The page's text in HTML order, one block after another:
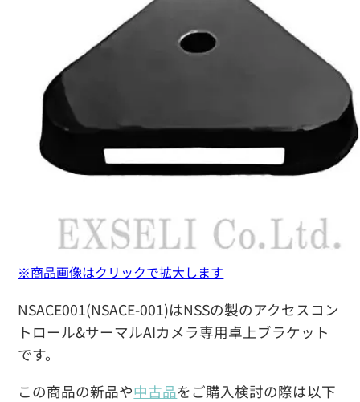
NSACE001(NSACE-001)はNSSの製のアクセスコン
トロール&サーマルAIカメラ専用卓上ブラケット
です。
この商品の新品や中古品をご購入検討の際は以下
※商品画像はクリックで拡大します